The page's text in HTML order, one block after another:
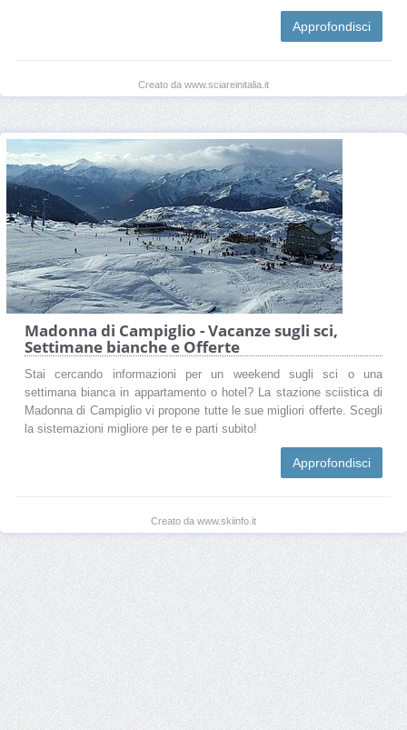
Approfondisci
Creato da www.sciareinitalia.it
Madonna di Campiglio - Vacanze sugli sci,
Settimane bianche e Offerte
Stai cercando informazioni per un weekend sugli sci o una
settimana bianca in appartamento o hotel? La stazione sciistica di
Madonna di Campiglio vi propone tutte le sue migliori offerte. Scegli
la sistemazioni migliore per te e parti subito!
Approfondisci
Creato da www.skiinfo.it